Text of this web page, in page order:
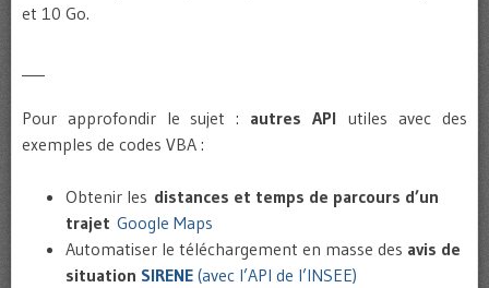
et 10 Go.
Pour approfondir le sujet : autres API utiles avec des
exemples de codes VBA :
Obtenir les distances et temps de parcours d’un
trajet Google Maps
Automatiser le téléchargement en masse des avis de
situation SIRENE (avec l’API de l’INSEE)